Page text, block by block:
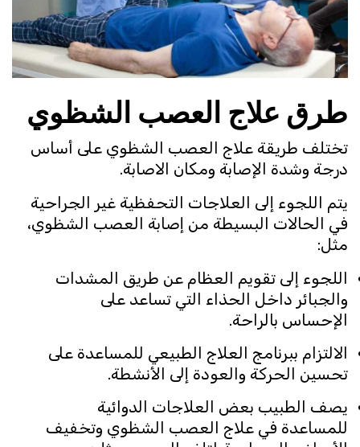
طرق علاج العصب الشظوي
تختلف طريقة علاج العصب الشظوي على أساس
درجة وشدة الإصابة ومكان الاصابة.
يتم اللجوء إلى العلاجات التحفظية غير الجراحية
في الحالات البسيطة من إصابة العصب الشظوي،
مثل:
اللجوء إلى تقويم العظام عن طريق المشدات
والجبائر داخل الحذاء التي تساعد على
الإحساس بالراحة.
الالتزام ببرنامج العلاج الطبيعي للمساعدة على
تحسين الحركة والعودة إلى الأنشطة.
يصف الطبيب بعض العلاجات الدوائية
للمساعدة في علاج العصب الشظوي وتخفيف